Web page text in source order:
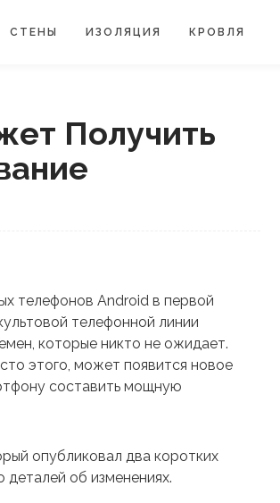
СТЕНЫ ИЗОЛЯЦИЯ КРОВЛЯ
Получить
телефонов Android в первой
телефонной линии
которые никто не ожидает.
этого, может появится новое
составить мощную
опубликовал два коротких
об изменениях.